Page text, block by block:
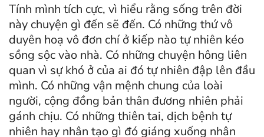
Tính mình tích cực, vì hiểu rằng sống trên đời
này chuyện gì đến sẽ đến. Có những thứ vô
duyên hoạ vô đơn chí ở kiếp nào tự nhiên kéo
sồng sộc vào nhà. Có những chuyện hông liên
quan vì sự khó ở của ai đó tự nhiên đập lên đầu
mình. Có những vận mệnh chung của loài
người, cộng đồng bản thân đương nhiên phải
gánh chịu. Có những thiên tai, dịch bệnh tự
nhiên hay nhân tạo gì đó giáng xuống nhân